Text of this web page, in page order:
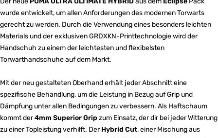
wurde entwickelt, um allen Anforderungen des modernen Torwarts
gerecht zu werden. Durch die Verwendung eines besonders leichten
Materials und der exklusiven GRDXKN-Printtechnologie wird der
Handschuh zu einem der leichtesten und flexibelsten
Torwarthandschuhe auf dem Markt.
Mit der neu gestalteten Oberhand erhält jeder Abschnitt eine
spezifische Behandlung, um die Leistung in Bezug auf Grip und
Dämpfung unter allen Bedingungen zu verbessern. Als Haftschaum
kommt der4mm Superior Gripzum Einsatz, der dir bei jeder Witterung
zu einer Topleistung verhilft. DerHybrid Cut, einer Mischung aus